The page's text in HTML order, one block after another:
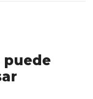
puede